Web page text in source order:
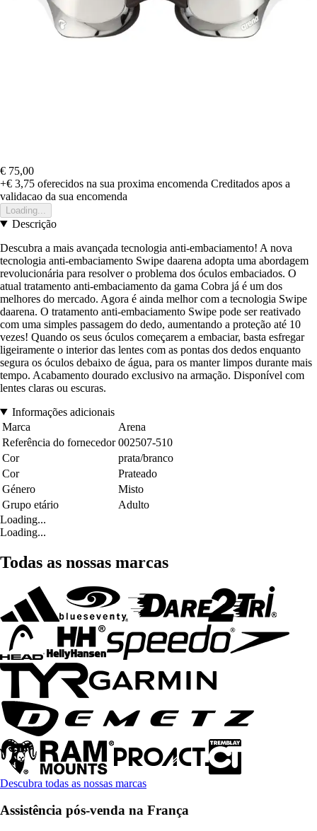
€ 75,00
+€ 3,75 oferecidos na sua proxima encomenda Creditados apos a
validacao da sua encomenda
Loading...
Descrição
Descubra a mais avançada tecnologia anti-embaciamento! A nova
tecnologia anti-embaciamento Swipe daarena adopta uma abordagem
revolucionária para resolver o problema dos óculos embaciados. O
atual tratamento anti-embaciamento da gama Cobra já é um dos
melhores do mercado. Agora é ainda melhor com a tecnologia Swipe
daarena. O tratamento anti-embaciamento Swipe pode ser reativado
com uma simples passagem do dedo, aumentando a proteção até 10
vezes! Quando os seus óculos começarem a embaciar, basta esfregar
ligeiramente o interior das lentes com as pontas dos dedos enquanto
segura os óculos debaixo de água, para os manter limpos durante mais
tempo. Acabamento dourado exclusivo na armação. Disponível com
lentes claras ou escuras.
Informações adicionais
Marca
Arena
Referência do fornecedor 002507-510
Cor
prata/branco
Cor
Prateado
Género
Misto
Grupo etário
Adulto
Loading...
Loading...
Todas as nossas marcas
Descubra todas as nossas marcas
Assistência pós-venda na França